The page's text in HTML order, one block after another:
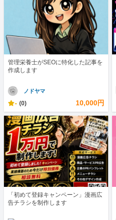
管理栄養士がSEOに特化した記事を
作成します
ノドヤマ
- (0) 10,000円
「初めて登録キャンペーン」漫画広
告チラシを制作します